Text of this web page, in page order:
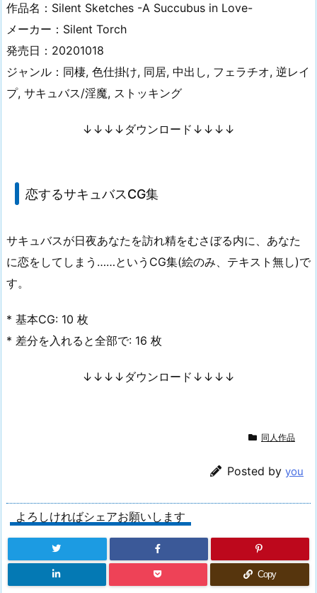
作品名：Silent Sketches -A Succubus in Love-
メーカー：Silent Torch
発売日：20201018
ジャンル：同棲, 色仕掛け, 同居, 中出し, フェラチオ, 逆レイ
プ, サキュバス/淫魔, ストッキング
↓↓↓↓ダウンロード↓↓↓↓
恋するサキュバスCG集
サキュバスが日夜あなたを訪れ精をむさぼる内に、あなた
に恋をしてしまう……というCG集(絵のみ、テキスト無し)で
す。
* 基本CG: 10 枚
* 差分を入れると全部で: 16 枚
↓↓↓↓ダウンロード↓↓↓↓
同人作品
Posted by you
よろしければシェアお願いします
Copy